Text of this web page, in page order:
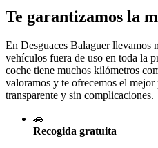
Te garantizamos la
En Desguaces Balaguerllevamos
vehículos fuera de uso en toda la
coche tiene muchos kilómetros
valoramos y te ofrecemos el
transparente y sin complicaciones.
🚗
Recogida gratuita